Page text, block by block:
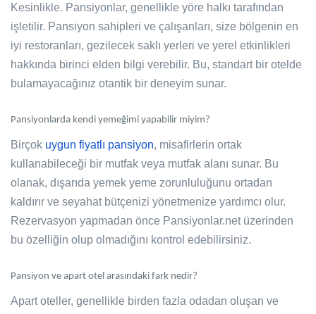
Kesinlikle. Pansiyonlar, genellikle yöre halkı tarafından
işletilir. Pansiyon sahipleri ve çalışanları, size bölgenin en
iyi restoranları, gezilecek saklı yerleri ve yerel etkinlikleri
hakkında birinci elden bilgi verebilir. Bu, standart bir otelde
bulamayacağınız otantik bir deneyim sunar.
Pansiyonlarda kendi yemeğimi yapabilir miyim?
Birçok uygun fiyatlı pansiyon, misafirlerin ortak
kullanabileceği bir mutfak veya mutfak alanı sunar. Bu
olanak, dışarıda yemek yeme zorunluluğunu ortadan
kaldırır ve seyahat bütçenizi yönetmenize yardımcı olur.
Rezervasyon yapmadan önce Pansiyonlar.net üzerinden
bu özelliğin olup olmadığını kontrol edebilirsiniz.
Pansiyon ve apart otel arasındaki fark nedir?
Apart oteller, genellikle birden fazla odadan oluşan ve